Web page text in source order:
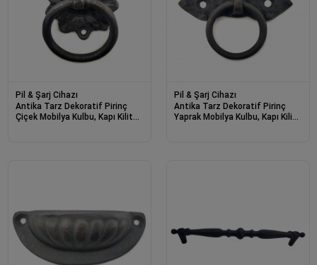
Pil & Şarj Cihazı
Antika Tarz Dekoratif Pirinç
Çiçek Mobilya Kulbu, Kapı Kilit
Pil & Şarj Cihazı
Antika Tarz Dekoratif Pirinç
Yaprak Mobilya Kulbu, Kapı Kilit